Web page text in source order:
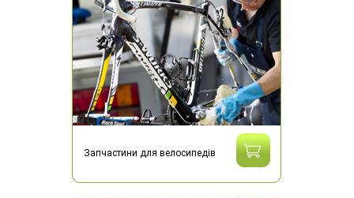
Запчастини для велосипедів